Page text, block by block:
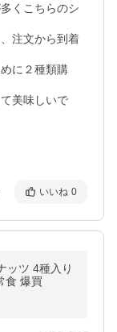
くこちらのシ
注文から到着
に２種類購
美味しいで
いいね 0
ッツ 4種入り
600g×2 選べる無塩・有塩 非常食 爆買